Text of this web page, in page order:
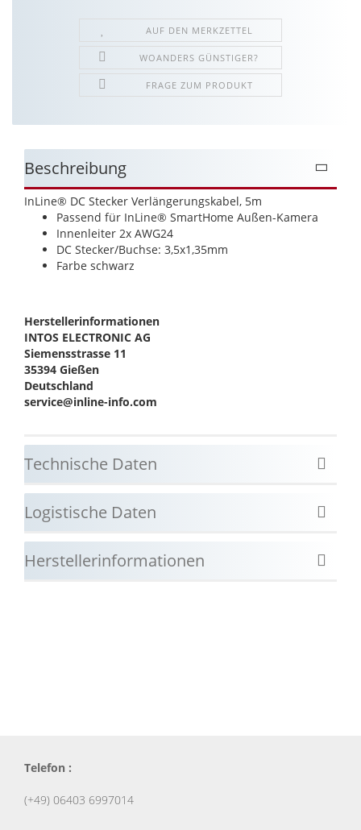
AUF DEN MERKZETTEL
WOANDERS GÜNSTIGER?
FRAGE ZUM PRODUKT
Beschreibung
InLine® DC Stecker Verlängerungskabel, 5m
Passend für InLine® SmartHome Außen-Kamera
Innenleiter 2x AWG24
DC Stecker/Buchse: 3,5x1,35mm
Farbe schwarz
Herstellerinformationen
INTOS ELECTRONIC AG
Siemensstrasse 11
35394 Gießen
Deutschland
service@inline-info.com
Technische Daten
Logistische Daten
Herstellerinformationen
Telefon :
(+49) 06403 6997014